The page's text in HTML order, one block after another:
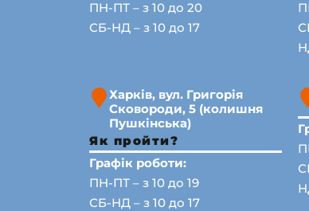
ПН-ПТ – з 10 до 20
СБ-НД – з 10 до 17
Харків, вул. Григорія
Сковороди, 5 (колишня
Пушкінська)
Як пройти?
Графік роботи:
ПН-ПТ – з 10 до 19
СБ-НД – з 10 до 17